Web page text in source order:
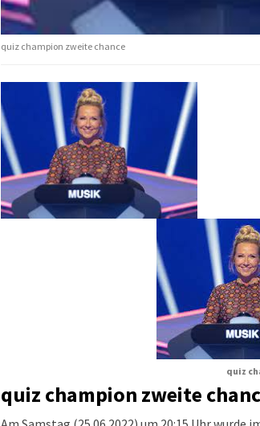
quiz champion zweite chance
quiz
quiz champion zweite